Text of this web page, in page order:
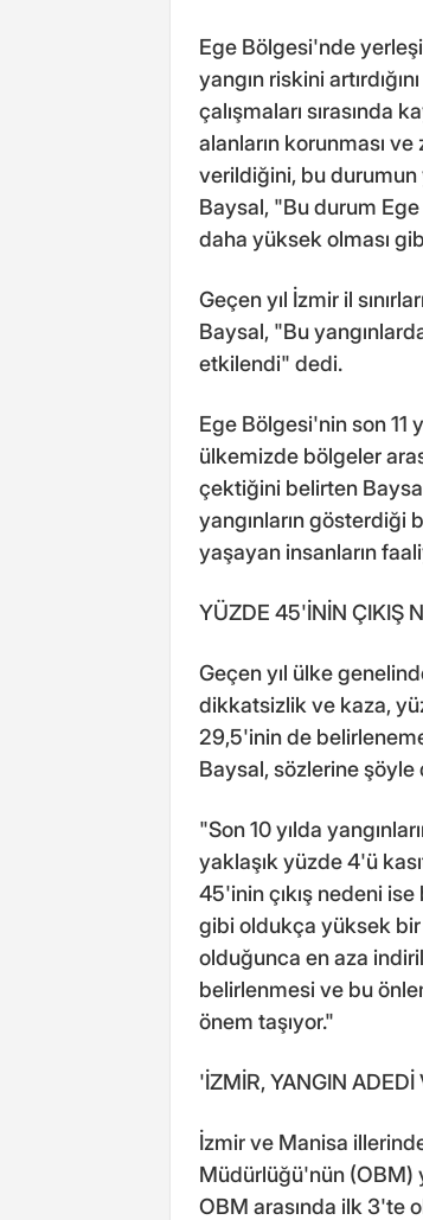
Ege Bölgesi'nde
yangın riskini
çalışmaları sırasında
alanların korunması
verildiğini, bu durumun
Baysal, "Bu durum
daha yüksek olması
Geçen yıl İzmir il
Baysal, "Bu
etkilendi" dedi.
Ege Bölgesi'nin son 11
ülkemizde bölgeler
çektiğini belirten
yangınların gösterdiği
yaşayan insanların
YÜZDE 45'İNİN ÇIKIŞ
Geçen yıl ülke
dikkatsizlik ve kaza,
29,5'inin de
Baysal, sözlerine şöyle
"Son 10 yılda
yaklaşık yüzde 4'ü
45'inin çıkış nedeni
gibi oldukça yüksek bir
olduğunca en aza
belirlenmesi ve bu
önem taşıyor."
'İZMİR, YANGIN
İzmir ve Manisa
Müdürlüğü'nün (OBM)
OBM arasında ilk 3'te